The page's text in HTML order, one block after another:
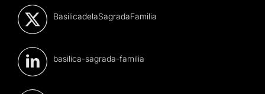
BasilicadelaSagradaFamilia
basilica-sagrada-familia